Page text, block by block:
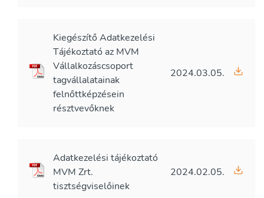
Kiegészítő Adatkezelési
Tájékoztató az MVM
Vállalkozáscsoport
tagvállalatainak
felnőttképzésein
résztvevőknek
2024.03.05.
Adatkezelési tájékoztató
MVM Zrt.
tisztségviselőinek
2024.02.05.